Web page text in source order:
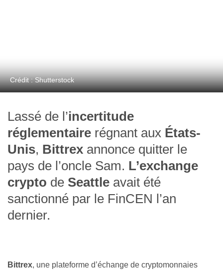
Crédit : Shutterstock
Lassé de l’incertitude
réglementaire régnant aux États-
Unis, Bittrex annonce quitter le
pays de l’oncle Sam. L’exchange
crypto de Seattle avait été
sanctionné par le FinCEN l’an
dernier.
Bittrex, une plateforme d’échange de cryptomonnaies